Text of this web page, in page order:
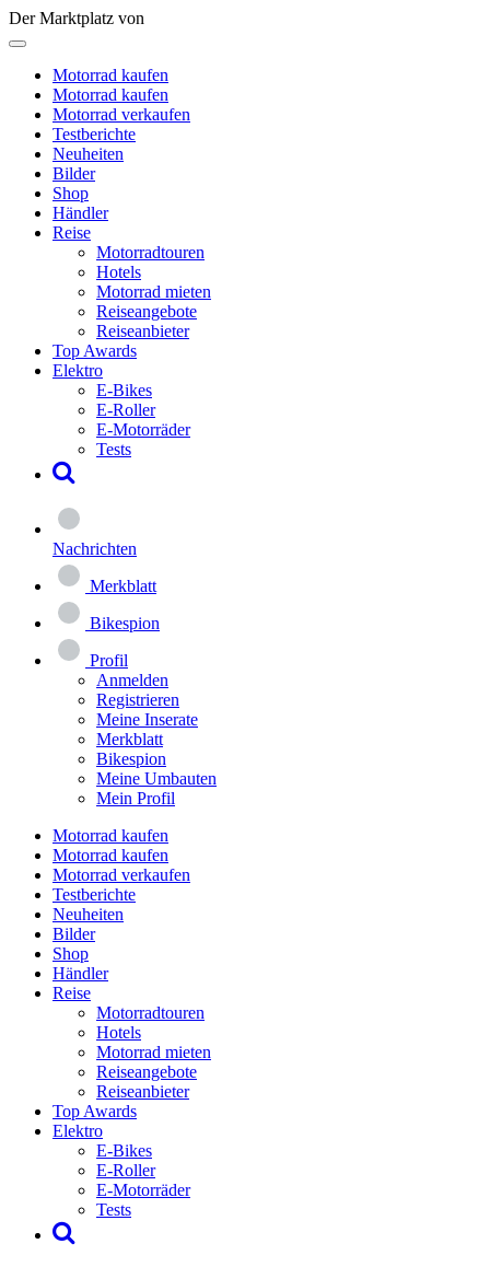
Der Marktplatz von
Motorrad kaufen
Motorrad kaufen
Motorrad verkaufen
Testberichte
Neuheiten
Bilder
Shop
Händler
Reise
Motorradtouren
Hotels
Motorrad mieten
Reiseangebote
Reiseanbieter
Top Awards
Elektro
E-Bikes
E-Roller
E-Motorräder
Tests
Nachrichten
Merkblatt
Bikespion
Profil
Anmelden
Registrieren
Meine Inserate
Merkblatt
Bikespion
Meine Umbauten
Mein Profil
Motorrad kaufen
Motorrad kaufen
Motorrad verkaufen
Testberichte
Neuheiten
Bilder
Shop
Händler
Reise
Motorradtouren
Hotels
Motorrad mieten
Reiseangebote
Reiseanbieter
Top Awards
Elektro
E-Bikes
E-Roller
E-Motorräder
Tests